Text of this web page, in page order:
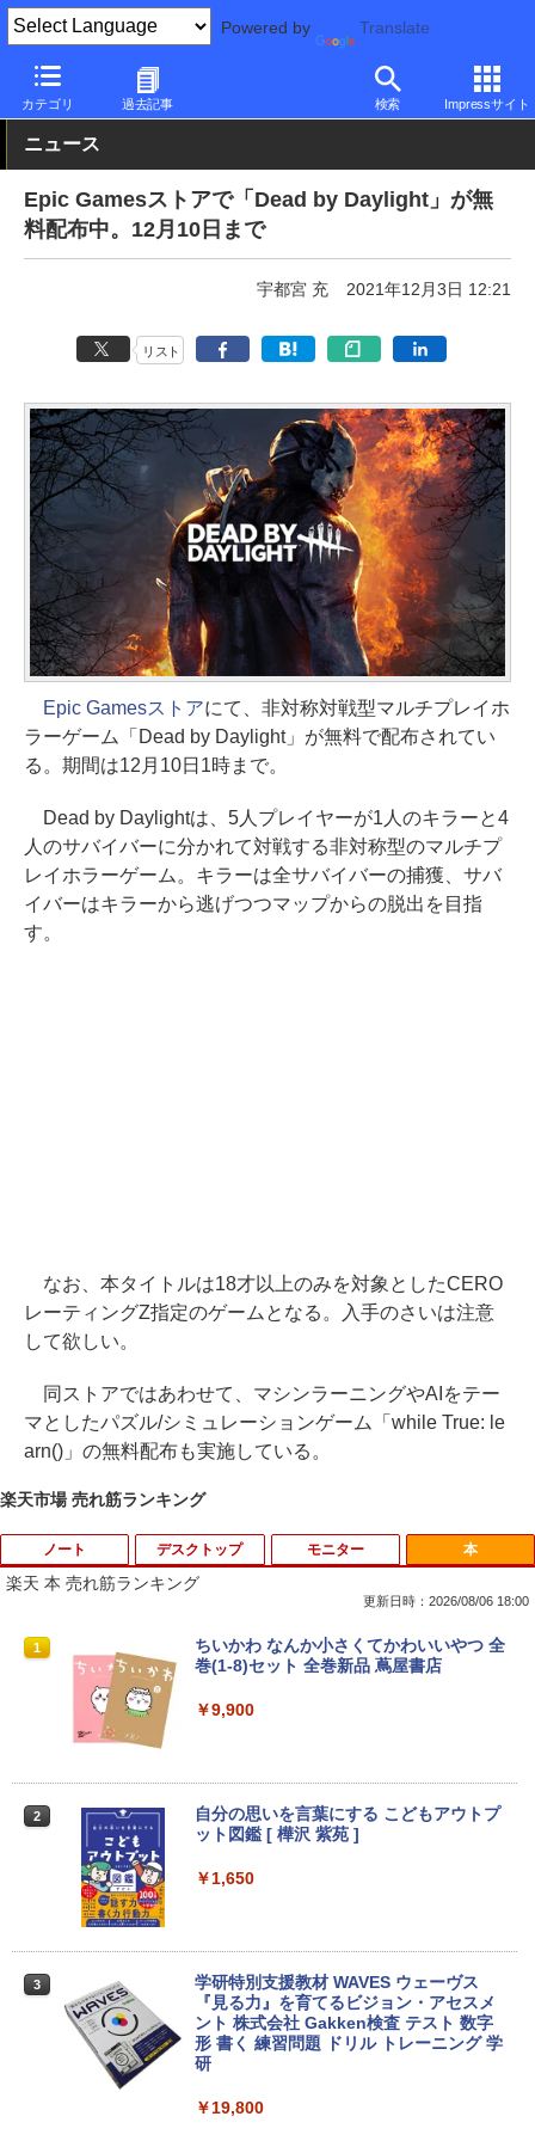
Powered by Translate
カテゴリ 過去記事 検索 Impressサイト
PC Watch ソフトウェア/アプリ 他ソフト/アプリ ダウンロード
ニュース
Epic Gamesストアで「Dead by Daylight」が無
料配布中。12月10日まで
宇都宮 充 2021年12月3日 12:21
リスト
Epic Gamesストアにて、非対称対戦型マルチプレイホ
ラーゲーム「Dead by Daylight」が無料で配布されてい
る。期間は12月10日1時まで。
Dead by Daylightは、5人プレイヤーが1人のキラーと4
人のサバイバーに分かれて対戦する非対称型のマルチプ
レイホラーゲーム。キラーは全サバイバーの捕獲、サバ
イバーはキラーから逃げつつマップからの脱出を目指
す。
なお、本タイトルは18才以上のみを対象としたCERO
レーティングZ指定のゲームとなる。入手のさいは注意
して欲しい。
同ストアではあわせて、マシンラーニングやAIをテー
マとしたパズル/シミュレーションゲーム「while True: le
arn()」の無料配布も実施している。
楽天市場 売れ筋ランキング
ノート
1
VETESA正規店 新品 ノートパソコン セ
ール office付き windows11 マウスセッ
リ8GB/12GB SSD128GB/256GB/512G
ソコン 中古 Bランク Win11 Pro カメラ i
トパソコン windows11pro win11pro 初
期設定済 office付き 中古ノートPC
￥34,800
【長期保証付】Xiaomi シャオミ REDMI
デスクトップ
1
【マラソン限定30%OFF】中古 DELL O
ptiPlex 3060 Micro D10U Core i5 8400
Windows11Home 1年保証 レビュー特
￥24,800
00GB Windows11 DVDマルチドライブ
正規版Office付き Windows10 変更可 V
GA DisplayPort HDMI 2画面同時出力可
能 中古パソコン デスクトップ
￥35,999
モニター
1
DELL デル E2417H LED液晶モニター 2
3.8インチワイド ブラック 1920×1080
ライト付 非光沢 ノングレア 液晶ディス
送料無料！！【あきばお〜】モバイル モ
【送料無料】TF: EIZO FlexScan EV245
0 2019年製 超狭額ベゼル 23.8型ワイ
ングレア(非光沢)【3ケ月保証】
本
楽天 本 売れ筋ランキング
更新日時：2026/08/06 18:00
1
ちいかわ なんか小さくてかわいいやつ 全
巻(1-8)セット 全巻新品 蔦屋書店
￥9,900
2
自分の思いを言葉にする こどもアウトプ
ット図鑑 [ 樺沢 紫苑 ]
￥1,650
3
学研特別支援教材 WAVES ウェーヴス
『見る力』を育てるビジョン・アセスメ
ント 株式会社 Gakken検査 テスト 数字
形 書く 練習問題 ドリル トレーニング 学
研
￥19,800